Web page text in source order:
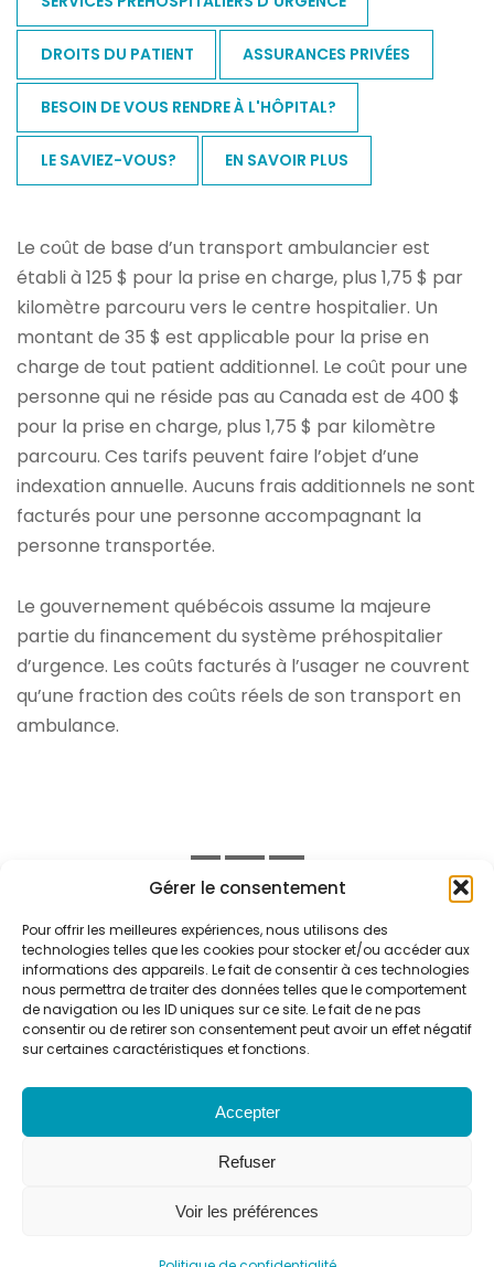
Gérer le consentement
Pour offrir les meilleures expériences, nous utilisons des
technologies telles que les cookies pour stocker et/ou accéder aux
informations des appareils. Le fait de consentir à ces technologies
nous permettra de traiter des données telles que le comportement
de navigation ou les ID uniques sur ce site. Le fait de ne pas
consentir ou de retirer son consentement peut avoir un effet négatif
sur certaines caractéristiques et fonctions.
Accepter
Refuser
Voir les préférences
DROITS DU PATIENT ASSURANCES PRIVÉES
BESOIN DE VOUS RENDRE À L'HÔPITAL?
LE SAVIEZ-VOUS? EN SAVOIR PLUS
Le coût de base d’un transport ambulancier est
établi à 125 $ pour la prise en charge, plus 1,75 $ par
kilomètre parcouru vers le centre hospitalier. Un
montant de 35 $ est applicable pour la prise en
charge de tout patient additionnel. Le coût pour une
personne qui ne réside pas au Canada est de 400 $
pour la prise en charge, plus 1,75 $ par kilomètre
parcouru. Ces tarifs peuvent faire l’objet d’une
indexation annuelle. Aucuns frais additionnels ne sont
facturés pour une personne accompagnant la
personne transportée.
Le gouvernement québécois assume la majeure
partie du financement du système préhospitalier
d’urgence. Les coûts facturés à l’usager ne couvrent
qu’une fraction des coûts réels de son transport en
ambulance.
ACCUEIL NOUS JOINDRE
POLITIQUE DE CONFIDENTIALITÉ PORTAIL QUÉBEC
PROFESSIONNELS